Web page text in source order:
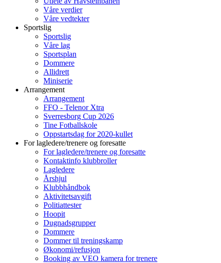
Våre verdier
Våre vedtekter
Sportslig
Sportslig
Våre lag
Sportsplan
Dommere
Allidrett
Miniserie
Arrangement
Arrangement
FFO - Telenor Xtra
Sverresborg Cup 2026
Tine Fotballskole
Oppstartsdag for 2020-kullet
For lagledere/trenere og foresatte
For lagledere/trenere og foresatte
Kontaktinfo klubbroller
Lagledere
Årshjul
Klubbhåndbok
Aktivitetsavgift
Politiattester
Hoopit
Dugnadsgrupper
Dommere
Dommer til treningskamp
Økonomi/refusjon
Booking av VEO kamera for trenere